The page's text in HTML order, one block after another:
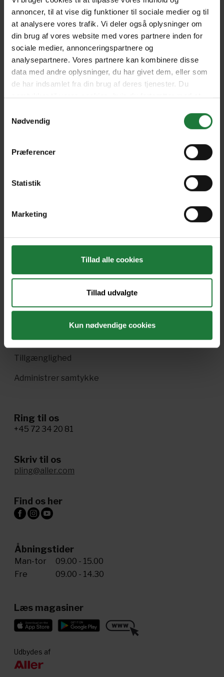
annoncer, til at vise dig funktioner til sociale medier og til
at analysere vores trafik. Vi deler også oplysninger om
din brug af vores website med vores partnere inden for
sociale medier, annonceringspartnere og
analysepartnere. Vores partnere kan kombinere disse
data med andre oplysninger, du har givet dem, eller som
de har indsamlet fra din brug af deres tjenester. Du
samtykker til vores cookies, hvis du fortsætter med at
Nødvendig
Præferencer
Statistik
Marketing
Tillad alle cookies
Tillad udvalgte
Kun nødvendige cookies
WellBeing Fit & Flexible
Forrige Næste
Gavekort
Danske magasiner
Ofte stillede spørgsmål
Enkeltsalg i Pling
Handelsbetingelser
Cookie- og privatlivspolitik
Tillgænglighed
Administrer samtykke
Ring til os
+45 72 34 20 81
Skriv til os
pling@aller.com
Find os her
Åbningstider
Man-tor
09.00 - 15.00
Fre
09.00 - 14.30
Læs magasiner
Udbydes af